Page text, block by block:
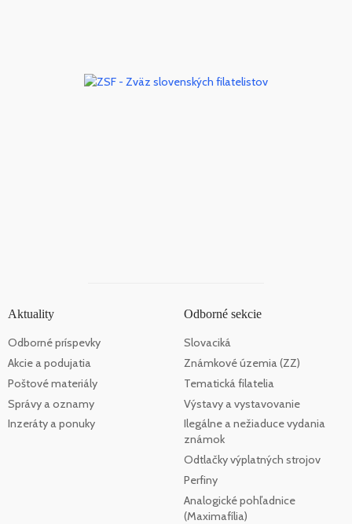
Aktuality
Odborné príspevky
Akcie a podujatia
Poštové materiály
Správy a oznamy
Inzeráty a ponuky
Odborné sekcie
Slovaciká
Známkové územia (ZZ)
Tematická filatelia
Výstavy a vystavovanie
Ilegálne a nežiaduce vydania
známok
Odtlačky výplatných strojov
Perfiny
Analogické pohľadnice
(Maximafília)